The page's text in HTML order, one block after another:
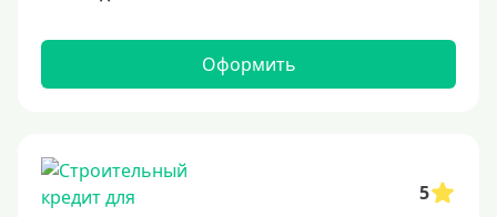
8 лет
9 лет
Оформить
5